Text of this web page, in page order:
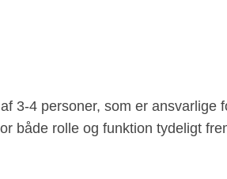
3-4 personer, som er ansvarlige
både rolle og funktion tydeligt